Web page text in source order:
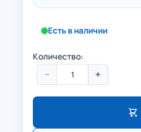
Есть в наличии
Количество:
− +